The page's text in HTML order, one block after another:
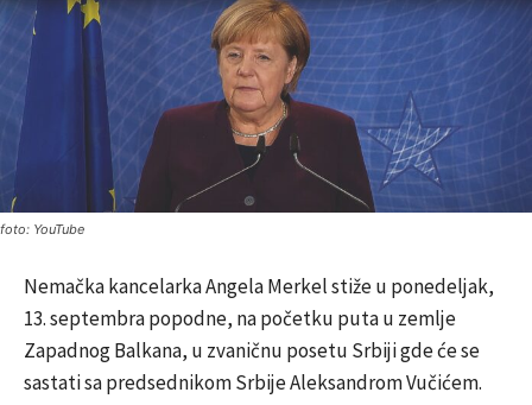
foto: YouTube
Nemačka kancelarka Angela Merkel stiže u ponedeljak,
13. septembra popodne, na početku puta u zemlje
Zapadnog Balkana, u zvaničnu posetu Srbiji gde će se
sastati sa predsednikom Srbije Aleksandrom Vučićem.